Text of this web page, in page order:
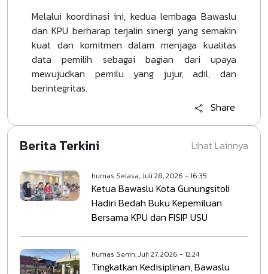
Melalui koordinasi ini, kedua lembaga Bawaslu
dan KPU berharap terjalin sinergi yang semakin
kuat dan komitmen dalam menjaga kualitas
data pemilih sebagai bagian dari upaya
mewujudkan pemilu yang jujur, adil, dan
berintegritas.
Share
Berita Terkini
humas Selasa, Juli 28, 2026 - 16:35
Ketua Bawaslu Kota Gunungsitoli
Hadiri Bedah Buku Kepemiluan
Bersama KPU dan FISIP USU
humas Senin, Juli 27, 2026 - 12:24
Tingkatkan Kedisiplinan, Bawaslu
Lihat Lainnya